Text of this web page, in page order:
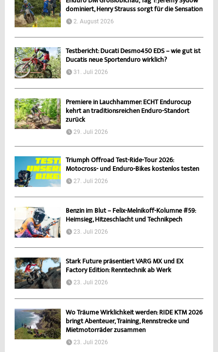
dominiert, Henry Strauss sorgt für die Sensation
2. August 2026
Testbericht: Ducati Desmo450 EDS – wie gut ist
Ducatis neue Sportenduro wirklich?
31. Juli 2026
Premiere in Lauchhammer: ECHT Endurocup
kehrt an traditionsreichen Enduro-Standort
zurück
29. Juli 2026
Triumph Offroad Test-Ride-Tour 2026:
Motocross- und Enduro-Bikes kostenlos testen
27. Juli 2026
Benzin im Blut – Felix-Melnikoff-Kolumne #59:
Heimsieg, Hitzeschlacht und Technikpech
23. Juli 2026
Stark Future präsentiert VARG MX und EX
Factory Edition: Renntechnik ab Werk
23. Juli 2026
Wo Träume Wirklichkeit werden: RIDE KTM 2026
bringt Abenteuer, Training, Rennstrecke und
Mietmotorräder zusammen
23. Juli 2026